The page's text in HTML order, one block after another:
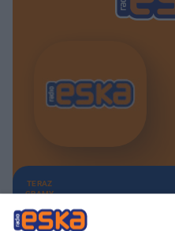
TERAZ
GRAMY